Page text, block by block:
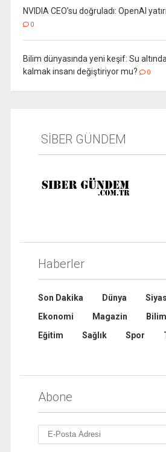
NVIDIA CEO’su doğruladı: OpenAI
0
Bilim dünyasında yeni keşif: Su
kalmak insanı değiştiriyor mu?
0
SİBER GÜNDEM
Haberler
Son Dakika Dünya
Ekonomi
Magazin
Eğitim
Sağlık Spor
Abone